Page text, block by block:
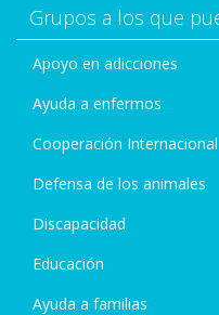
Grupos a los que
Apoyo en adicciones
Ayuda a enfermos
Cooperación Internacional
Defensa de los animales
Discapacidad
Educación
Ayuda a familias